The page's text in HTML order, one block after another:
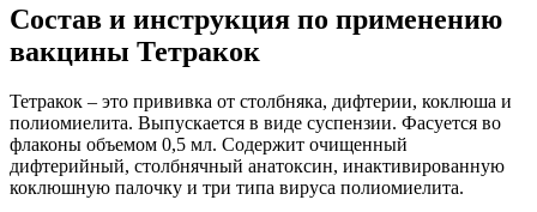
Состав и инструкция по применению
вакцины Тетракок
Тетракок – это прививка от столбняка, дифтерии, коклюша и
полиомиелита. Выпускается в виде суспензии. Фасуется во
флаконы объемом 0,5 мл. Содержит очищенный
дифтерийный, столбнячный анатоксин, инактивированную
коклюшную палочку и три типа вируса полиомиелита.